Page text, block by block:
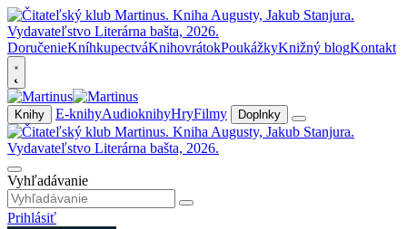
DoručenieKníhkupectváKnihovrátokPoukážkyKnižný blogKontakt
Knihy E-knihyAudioknihyHryFilmy Doplnky
Vyhľadávanie
Prihlásiť